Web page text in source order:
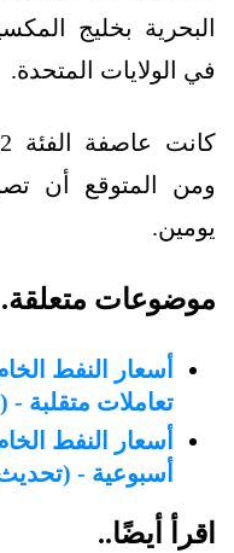
البحرية بخليج
في الولايات المتحدة.
ومن المتوقع أن
يومين.
موضوعات
تعاملات متقلبة
أسبوعية -
اقرأ أيضًا..